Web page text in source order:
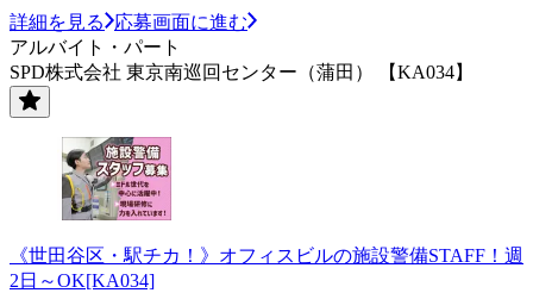
詳細を見る
応募画面に進む
アルバイト・パート
SPD株式会社 東京南巡回センター（蒲田） 【KA034】
《世田谷区・駅チカ！》オフィスビルの施設警備STAFF！週
2日～OK[KA034]